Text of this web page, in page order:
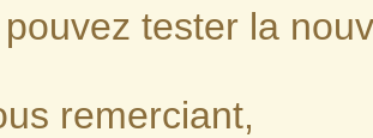
pouvez tester la
remerciant,